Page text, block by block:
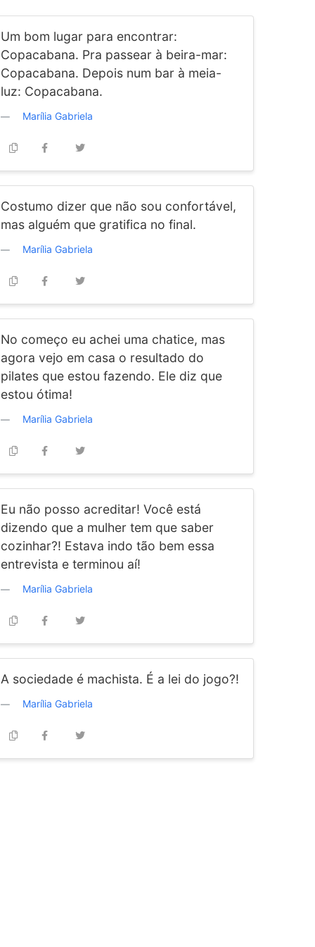
Um bom lugar para encontrar:
Copacabana. Pra passear à beira-mar:
Copacabana. Depois num bar à meia-
luz: Copacabana.
Marília Gabriela
Costumo dizer que não sou confortável,
mas alguém que gratifica no final.
Marília Gabriela
No começo eu achei uma chatice, mas
agora vejo em casa o resultado do
pilates que estou fazendo. Ele diz que
estou ótima!
Marília Gabriela
Eu não posso acreditar! Você está
dizendo que a mulher tem que saber
cozinhar?! Estava indo tão bem essa
entrevista e terminou aí!
Marília Gabriela
A sociedade é machista. É a lei do jogo?!
Marília Gabriela